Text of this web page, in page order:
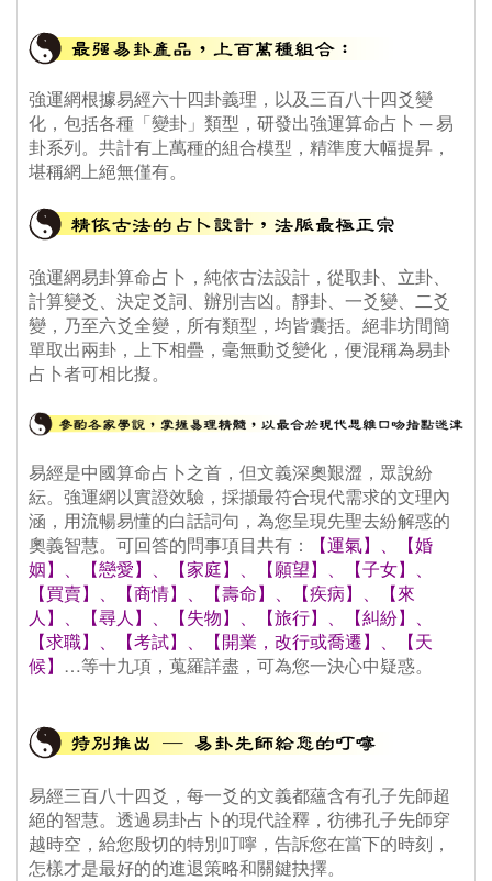
強運網根據易經六十四卦義理，以及三百八十四爻變
化，包括各種「變卦」類型，研發出強運算命占卜 ─ 易
卦系列。共計有上萬種的組合模型，精準度大幅提昇，
堪稱網上絕無僅有。
強運網易卦算命占卜，純依古法設計，從取卦、立卦、
計算變爻、決定爻詞、辦別吉凶。靜卦、一爻變、二爻
變，乃至六爻全變，所有類型，均皆囊括。絕非坊間簡
單取出兩卦，上下相疊，毫無動爻變化，便混稱為易卦
占卜者可相比擬。
易經是中國算命占卜之首，但文義深奧艱澀，眾說紛
紜。強運網以實證效驗，採擷最符合現代需求的文理內
涵，用流暢易懂的白話詞句，為您呈現先聖去紛解惑的
奧義智慧。可回答的問事項目共有：
【運氣】、【婚
姻】、【戀愛】、【家庭】、【願望】、【子女】、
【買賣】、【商情】、【壽命】、【疾病】、【來
人】、【尋人】、【失物】、【旅行】、【糾紛】、
【求職】、【考試】、【開業，改行或喬遷】、【天
候】 …等十九項，蒐羅詳盡，可為您一決心中疑惑。
易經三百八十四爻，每一爻的文義都蘊含有孔子先師超
絕的智慧。透過易卦占卜的現代詮釋，彷彿孔子先師穿
越時空，給您殷切的特別叮嚀，告訴您在當下的時刻，
怎樣才是最好的的進退策略和關鍵抉擇。